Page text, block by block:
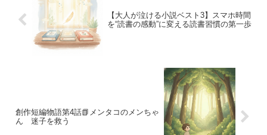
【大人が泣ける小説ベスト3】スマホ時間
を“読書の感動”に変える読書習慣の第一歩
創作短編物語第4話📗メンタコのメンちゃ
ん 迷子を救う